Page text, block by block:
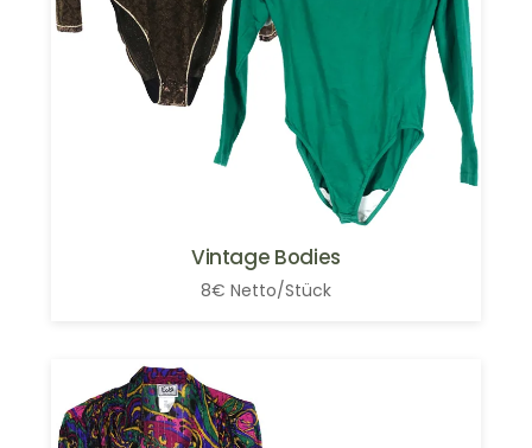
Vintage Bodies
8€ Netto/Stück